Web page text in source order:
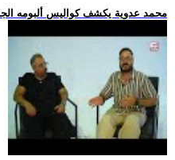
.. محمد عدوية يكشف كواليس ألبومه